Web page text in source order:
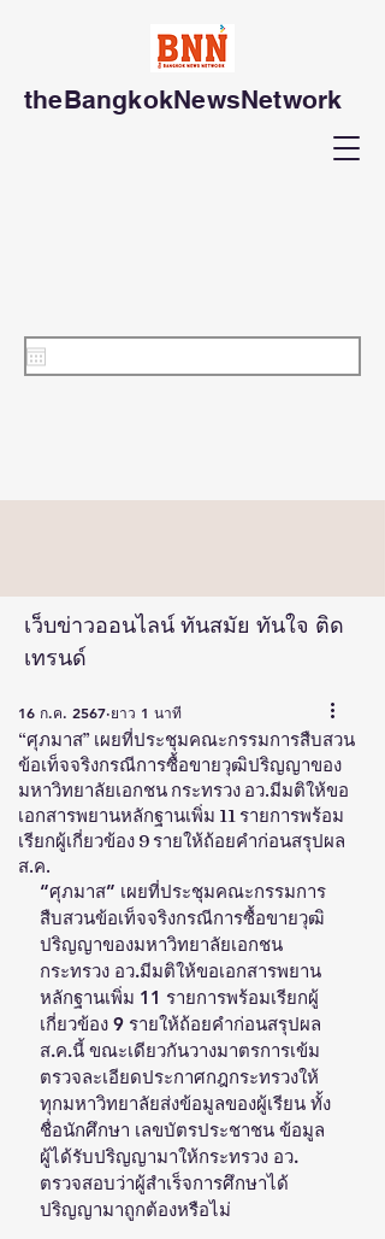
theBangkokNewsNetwork
เว็บข่าวออนไลน์ ทันสมัย ทันใจ ติด
เทรนด์
“ศุภมาส” เผยที่ประชุมคณะกรรมการสืบสวน
ข้อเท็จจริงกรณีการซื้อขายวุฒิปริญญาของ
มหาวิทยาลัยเอกชน กระทรวง อว.มีมติให้ขอ
เอกสารพยานหลักฐานเพิ่ม 11 รายการพร้อม
เรียกผู้เกี่ยวข้อง 9 รายให้ถ้อยคำก่อนสรุปผล
ส.ค.
16 ก.ค. 2567 ยาว 1 นาที
“ศุภมาส” เผยที่ประชุมคณะกรรมการ
สืบสวนข้อเท็จจริงกรณีการซื้อขายวุฒิ
ปริญญาของมหาวิทยาลัยเอกชน
กระทรวง อว.มีมติให้ขอเอกสารพยาน
หลักฐานเพิ่ม 11 รายการพร้อมเรียกผู้
เกี่ยวข้อง 9 รายให้ถ้อยคำก่อนสรุปผล
ส.ค.นี้ ขณะเดียวกันวางมาตรการเข้ม
ตรวจละเอียดประกาศกฎกระทรวงให้
ทุกมหาวิทยาลัยส่งข้อมูลของผู้เรียน ทั้ง
ชื่อนักศึกษา เลขบัตรประชาชน ข้อมูล
ผู้ได้รับปริญญามาให้กระทรวง อว.
ตรวจสอบว่าผู้สำเร็จการศึกษาได้
ปริญญามาถูกต้องหรือไม่